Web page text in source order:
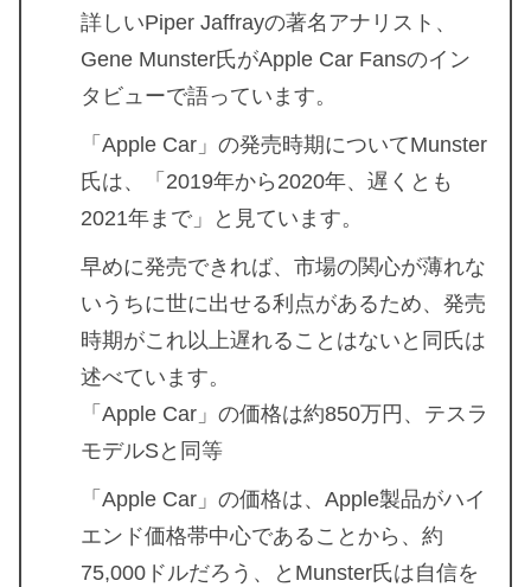
詳しいPiper Jaffrayの著名アナリスト、
Gene Munster氏がApple Car Fansのイン
タビューで語っています。
「Apple Car」の発売時期についてMunster
氏は、「2019年から2020年、遅くとも
2021年まで」と見ています。
早めに発売できれば、市場の関心が薄れな
いうちに世に出せる利点があるため、発売
時期がこれ以上遅れることはないと同氏は
述べています。
「Apple Car」の価格は約850万円、テスラ
モデルSと同等
「Apple Car」の価格は、Apple製品がハイ
エンド価格帯中心であることから、約
75,000ドルだろう、とMunster氏は自信を